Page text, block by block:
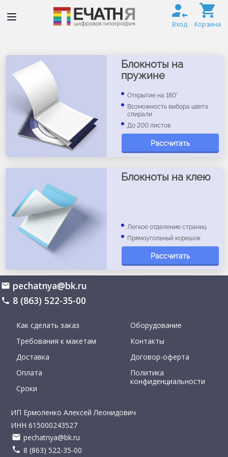
Вход Корзина
Блокноты на
пружине
Открытие на 180°
Возможность выбора цвета
спирали
До 200 листов
Рассчитать
Блокноты на клею
Легкое отделение страниц
Прямоугольный корешок
Рассчитать
pechatnya@bk.ru
8 (863) 522-35-00
Как сделать заказ
Требования к макетам
Доставка
Оплата
Сроки
Оборудование
Контакты
Договор-оферта
Политика
конфиденциальности
ИП Ермоленко Алексей Леонидович
ИНН 615000243527
pechatnya@bk.ru
8 (863) 522-35-00